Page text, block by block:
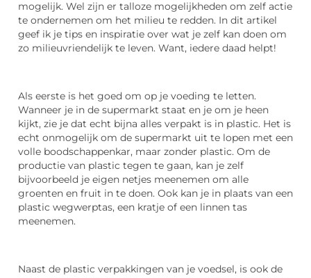
mogelijk. Wel zijn er talloze mogelijkheden om zelf actie
te ondernemen om het milieu te redden. In dit artikel
geef ik je tips en inspiratie over wat je zelf kan doen om
zo milieuvriendelijk te leven. Want, iedere daad helpt!
Als eerste is het goed om op je voeding te letten.
Wanneer je in de supermarkt staat en je om je heen
kijkt, zie je dat echt bijna alles verpakt is in plastic. Het is
echt onmogelijk om de supermarkt uit te lopen met een
volle boodschappenkar, maar zonder plastic. Om de
productie van plastic tegen te gaan, kan je zelf
bijvoorbeeld je eigen netjes meenemen om alle
groenten en fruit in te doen. Ook kan je in plaats van een
plastic wegwerptas, een kratje of een linnen tas
meenemen.
Naast de plastic verpakkingen van je voedsel, is ook de